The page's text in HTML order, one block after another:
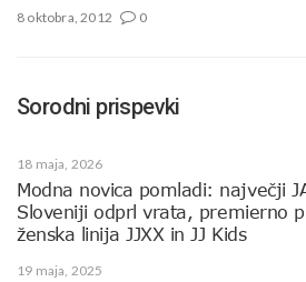
8 oktobra, 2012 0
Sorodni prispevki
18 maja, 2026
Modna novica pomladi: največji
Sloveniji odprl vrata, premierno
ženska linija JJXX in JJ Kids
19 maja, 2025